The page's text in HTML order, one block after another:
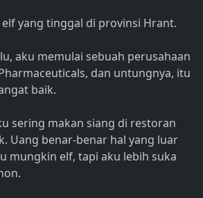
yang tinggal di provinsi Hrant.
aku memulai sebuah perusahaan
dan untungnya, itu
baik.
sering makan siang di restoran
Uang benar-benar hal yang luar
mungkin elf, tapi aku lebih suka